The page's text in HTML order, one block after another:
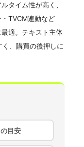
タイム性が高く、
TVCM連動など
最適。テキスト主体
、購買の後押しに
目安